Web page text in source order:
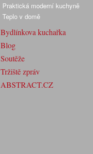
Praktická moderní kuchyně
Teplo v domě
Bydlínkova kuchařka
Blog
Soutěže
Tržiště zpráv
ABSTRACT.CZ